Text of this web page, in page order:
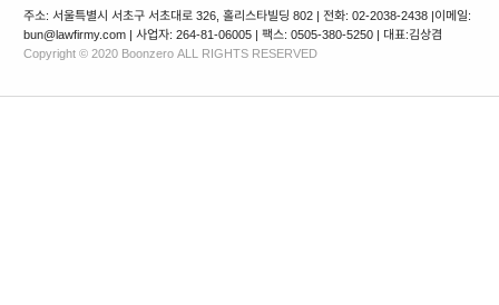
주소: 서울특별시 서초구 서초대로 326, 홀리스타빌딩 802 | 전화: 02-2038-2438 |이메일:
bun@lawfirmy.com | 사업자: 264-81-06005 | 팩스: 0505-380-5250 | 대표:김상겸
Copyright © 2020 Boonzero ALL RIGHTS RESERVED